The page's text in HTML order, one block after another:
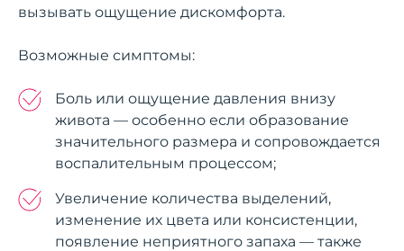
вызывать ощущение дискомфорта.
Возможные симптомы:
Боль или ощущение давления внизу
живота — особенно если образование
значительного размера и сопровождается
воспалительным процессом;
Увеличение количества выделений,
изменение их цвета или консистенции,
появление неприятного запаха — также